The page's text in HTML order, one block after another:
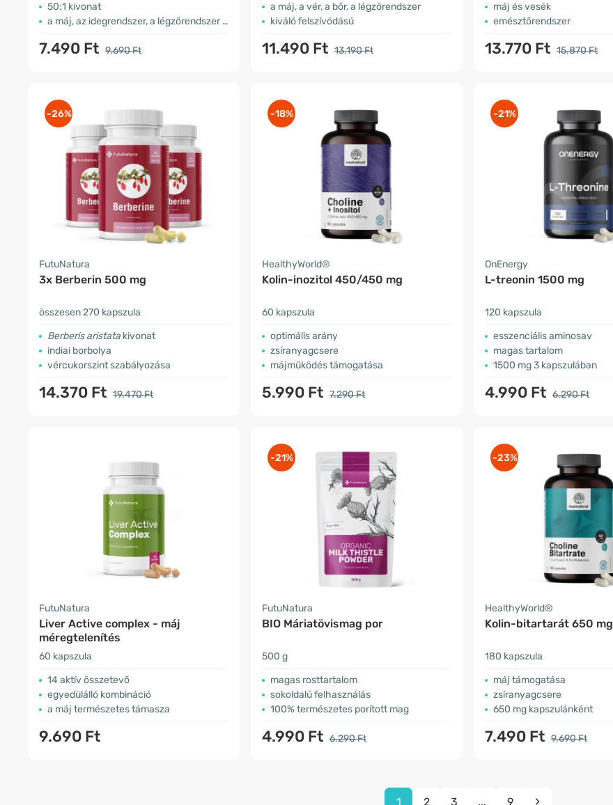
50:1 kivonat
a máj, az idegrendszer, a légzőrendszer támogatása …
7.490 Ft 9.690 Ft
a máj, a vér, a bőr, a légzőrendszer
kiváló felszívódású
11.490 Ft 13.190 Ft
máj és vesék
emésztőrendszer
13.770 Ft 15.870 Ft
-26%
FutuNatura
3x Berberin 500 mg
összesen 270 kapszula
Berberis aristata kivonat
indiai borbolya
vércukorszint szabályozása
14.370 Ft 19.470 Ft
-18%
HealthyWorld®
Kolin-inozitol 450/450 mg
60 kapszula
optimális arány
zsíranyagcsere
májműködés támogatása
5.990 Ft 7.290 Ft
-21%
OnEnergy
L-treonin 1500 mg
120 kapszula
esszenciális aminosav
magas tartalom
1500 mg 3 kapszulában
4.990 Ft 6.290 Ft
FutuNatura
Liver Active complex - máj
méregtelenítés
60 kapszula
14 aktív összetevő
egyedülálló kombináció
a máj természetes támasza
9.690 Ft
-21%
FutuNatura
BIO Máriatövismag por
500 g
magas rosttartalom
sokoldalú felhasználás
100% természetes porított mag
4.990 Ft 6.290 Ft
-23%
HealthyWorld®
Kolin-bitartarát 650 mg
180 kapszula
máj támogatása
zsíranyagcsere
650 mg kapszulánként
7.490 Ft 9.690 Ft
1 2 3 ... 9